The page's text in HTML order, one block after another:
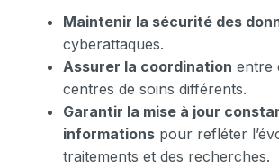
Maintenir la sécurité des
cyberattaques.
Assurer la coordination entre
centres de soins différents.
Garantir la mise à jour
informations pour refléter
traitements et des recherches.